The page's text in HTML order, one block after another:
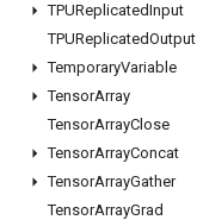
TPUReplicatedInput
TPUReplicatedOutput
TemporaryVariable
TensorArray
TensorArrayClose
TensorArrayConcat
TensorArrayGather
TensorArrayGrad